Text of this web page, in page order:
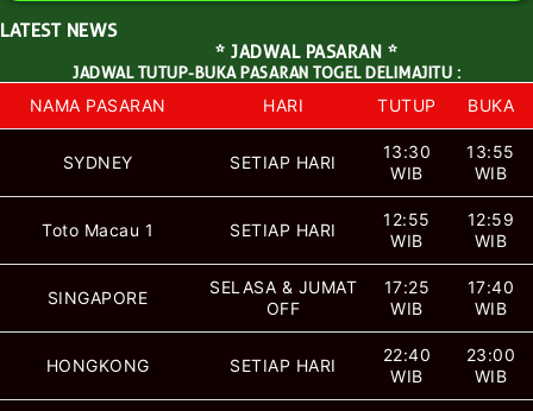
LATESTNEWS
* JADWAL PASARAN *
JADWAL TUTUP-BUKA PASARAN TOGEL DELIMAJITU :
NAMA PASARAN HARI TUTUP BUKA
SYDNEY SETIAP HARI
13:30
WIB
13:55
WIB
Toto Macau 1 SETIAP HARI
12:55
WIB
12:59
WIB
SINGAPORE
SELASA & JUMAT
OFF
17:25
WIB
17:40
WIB
HONGKONG SETIAP HARI
22:40
WIB
23:00
WIB